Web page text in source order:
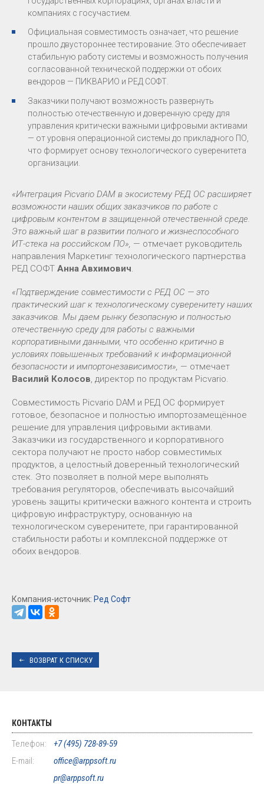
компаниях с госучастием.
Официальная совместимость означает, что решение
прошло двустороннее тестирование. Это обеспечивает
стабильную работу системы и возможность получения
согласованной технической поддержки от обоих
вендоров — ПИКВАРИО и РЕД СОФТ.
Заказчики получают возможность развернуть
полностью отечественную и доверенную среду для
управления критически важными цифровыми активами
— от уровня операционной системы до прикладного ПО,
что формирует основу технологического суверенитета
организации.
«Интеграция Picvario DAM в экосистему РЕД ОС расширяет
возможности наших общих заказчиков по работе с
цифровым контентом в защищенной отечественной среде.
Это важный шаг в развитии полного и жизнеспособного
ИТ-стека на российском ПО», — отмечает руководитель
направления Маркетинг технологического партнерства
РЕД СОФТ Анна Авхимович
«Подтверждение совместимости с РЕД ОС — это
практический шаг к технологическому суверенитету наших
заказчиков. Мы даем рынку безопасную и полностью
отечественную среду для работы с важными
корпоративными данными, что особенно критично в
условиях повышенных требований к информационной
безопасности и импортонезависимости», — отмечает
Василий Колосов, директор по продуктам Picvario.
Совместимость Picvario DAM и РЕД ОС формирует
готовое, безопасное и полностью импортозамещённое
решение для управления цифровыми активами.
Заказчики из государственного и корпоративного
сектора получают не просто набор совместимых
продуктов, а целостный доверенный технологический
стек. Это позволяет в полной мере выполнять
требования регуляторов, обеспечивать высочайший
уровень защиты критически важного контента и строить
цифровую инфраструктуру, основанную на
технологическом суверенитете, при гарантированной
стабильности работы и комплексной поддержке от
обоих вендоров.
Компания-источник: Ред Софт
ВОЗВРАТ К СПИСКУ
КОНТАКТЫ
Телефон:
+7 (495) 728-89-59
E-mail:
office@arppsoft.ru
pr@arppsoft.ru